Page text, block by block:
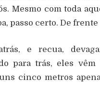
Mesmo com toda
passo certo. De frente
e recua,
para trás, eles
cinco metros